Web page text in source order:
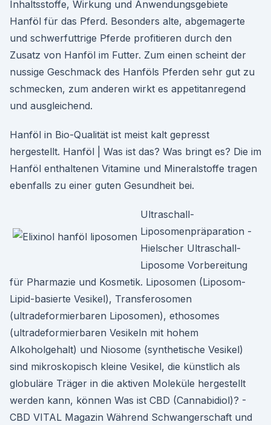
Inhaltsstoffe, Wirkung und Anwendungsgebiete
Hanföl für das Pferd. Besonders alte, abgemagerte
und schwerfuttrige Pferde profitieren durch den
Zusatz von Hanföl im Futter. Zum einen scheint der
nussige Geschmack des Hanföls Pferden sehr gut zu
schmecken, zum anderen wirkt es appetitanregend
und ausgleichend.
Hanföl in Bio-Qualität ist meist kalt gepresst
hergestellt. Hanföl | Was ist das? Was bringt es? Die im
Hanföl enthaltenen Vitamine und Mineralstoffe tragen
ebenfalls zu einer guten Gesundheit bei.
Ultraschall-
Liposomenpräparation -
Hielscher Ultraschall-
Liposome Vorbereitung
für Pharmazie und Kosmetik. Liposomen (Liposom-
Lipid-basierte Vesikel), Transferosomen
(ultradeformierbaren Liposomen), ethosomes
(ultradeformierbaren Vesikeln mit hohem
Alkoholgehalt) und Niosome (synthetische Vesikel)
sind mikroskopisch kleine Vesikel, die künstlich als
globuläre Träger in die aktiven Moleküle hergestellt
werden kann, können Was ist CBD (Cannabidiol)? -
CBD VITAL Magazin Während Schwangerschaft und